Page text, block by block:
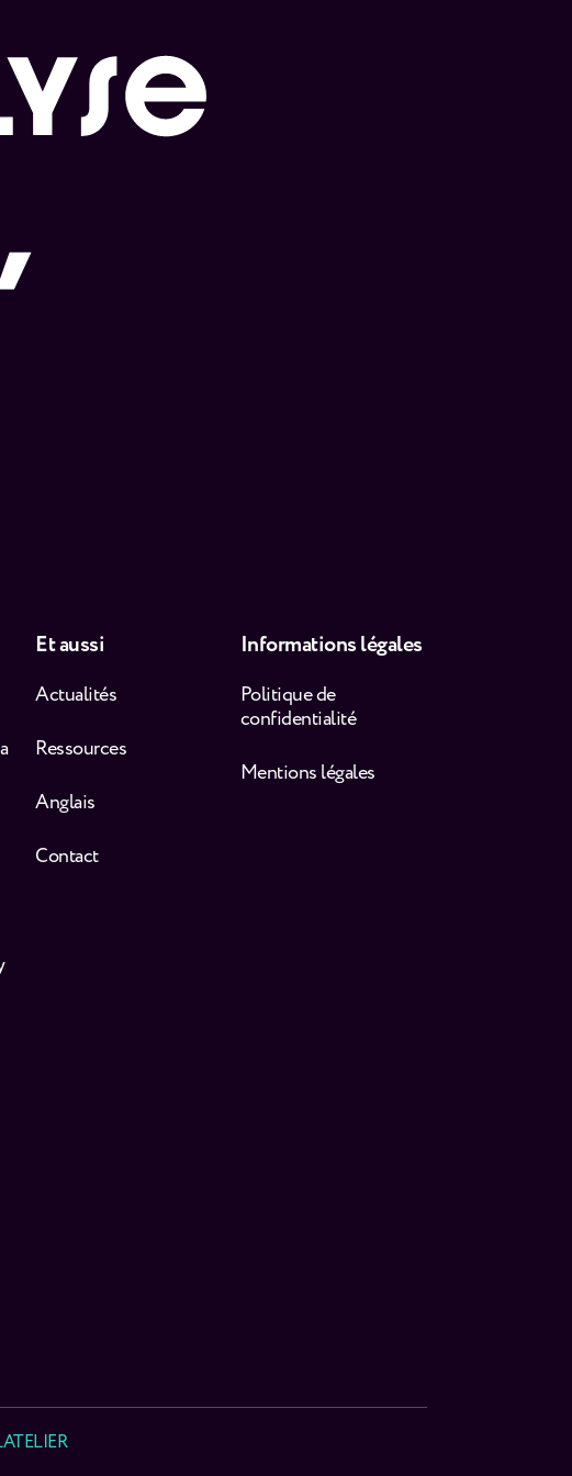
Et aussi
Actualités
Ressources
Anglais
Contact
Informations légales
Politique de
confidentialité
Mentions légales